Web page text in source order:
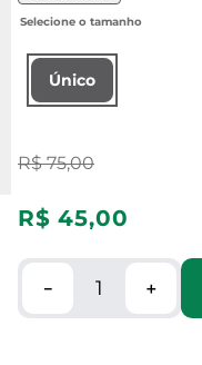
Único
R$ 75,00
R$ 45,00
＋
－